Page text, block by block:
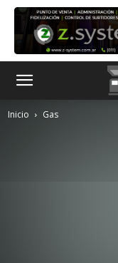
Inicio Gas